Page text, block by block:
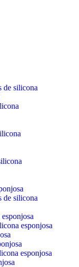
de silicona
de silicona
esponjosa
esponjosa